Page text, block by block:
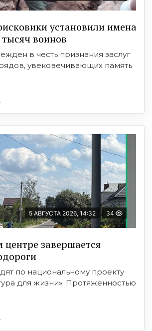
установили имена
воинов
в честь признания заслуг
увековечивающих память
5 АВГУСТА 2026, 14:32 34
центре завершается
по национальному проекту
для жизни». Протяженностью